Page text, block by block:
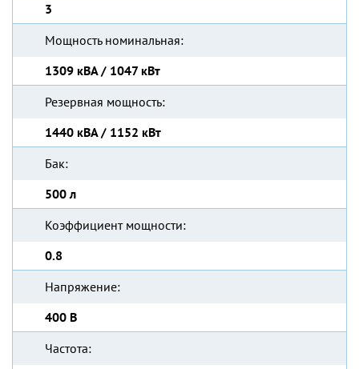
3
Мощность номинальная:
1309 кВА / 1047 кВт
Резервная мощность:
1440 кВА / 1152 кВт
Бак:
500 л
Коэффициент мощности:
0.8
Напряжение:
400 В
Частота: